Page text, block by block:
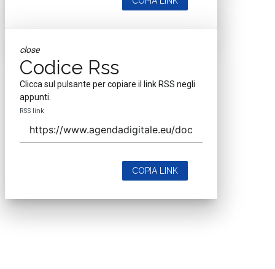
close
Codice Rss
Clicca sul pulsante per copiare il link RSS negli
appunti.
RSS link
COPIA LINK